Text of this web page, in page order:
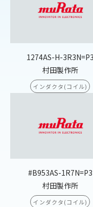
1274AS-H-3R3N=P3
村田製作所
インダクタ(コイル)
#B953AS-1R7N=P3
村田製作所
インダクタ(コイル)